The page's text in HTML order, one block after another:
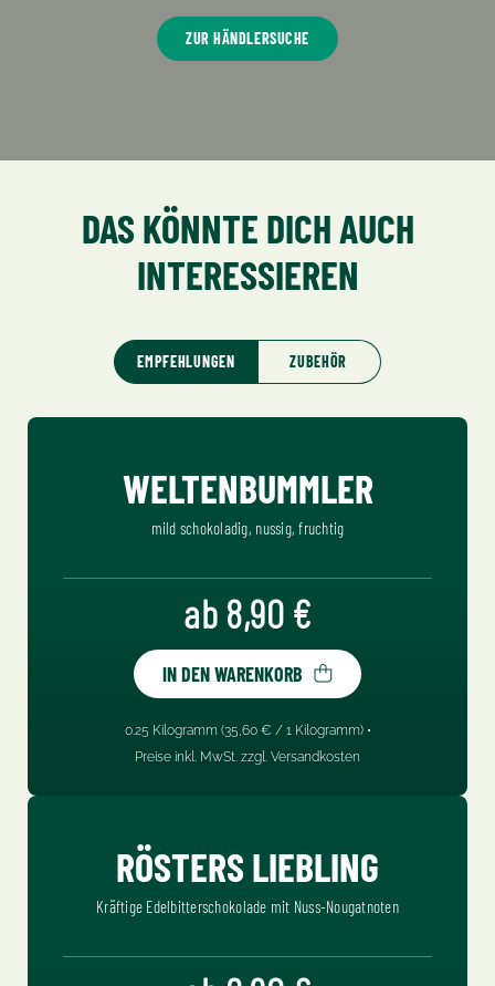
ZUR HÄNDLERSUCHE
DAS KÖNNTE DICH AUCH
INTERESSIEREN
EMPFEHLUNGEN ZUBEHÖR
Produktgalerie überspringen
WELTENBUMMLER
mild schokoladig, nussig, fruchtig
Regulärer Preis:
ab 8,90 €
IN DEN WARENKORB
Inhalt:
0.25 Kilogramm (35,60 € / 1 Kilogramm) •
Preise inkl. MwSt. zzgl. Versandkosten
RÖSTERS LIEBLING
Kräftige Edelbitterschokolade mit Nuss-Nougatnoten